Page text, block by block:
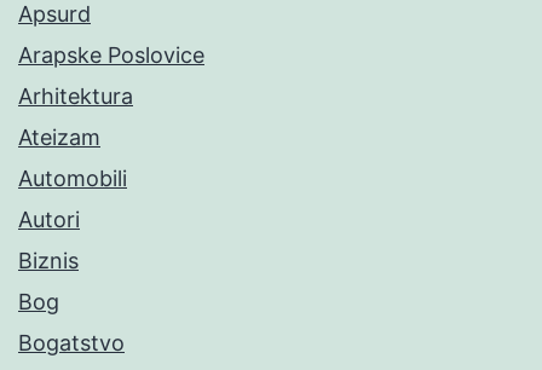
Apsurd
Arapske Poslovice
Arhitektura
Ateizam
Automobili
Autori
Biznis
Bog
Bogatstvo